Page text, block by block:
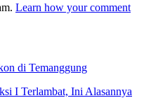
Learn how your comment
di Temanggung
I Terlambat, Ini Alasannya